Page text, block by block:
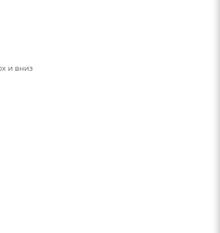
и вниз